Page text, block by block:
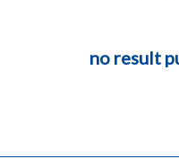
no result